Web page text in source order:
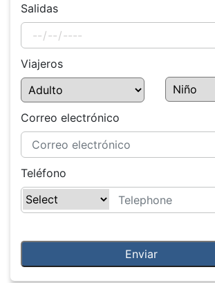
Salidas
Viajeros
Correo electrónico
Teléfono